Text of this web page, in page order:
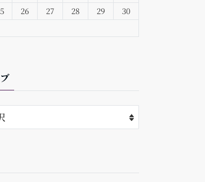
26 27 28 29
30